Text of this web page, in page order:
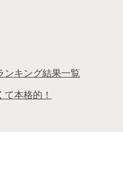
ンキング結果一覧
て本格的！